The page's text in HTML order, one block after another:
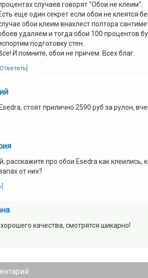
случаев говорят "Обои не клеим".
еще один секрет если обои не клеятся
обои клеим внахлест полтора
удаляем и тогда обои 100 процентов
подготовку стен.
И помните, обои не причем. Всех благ.
[Ответить]
стоят прилично 2590 руб за рулон,
расскажите про обои Esedra как клеились,
от них?
качества, смотрятся шикарно!